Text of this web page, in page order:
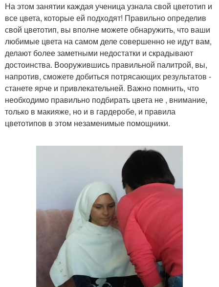
На этом занятии каждая ученица узнала свой цветотип и
все цвета, которые ей подходят! Правильно определив
свой цветотип, вы вполне можете обнаружить, что ваши
любимые цвета на самом деле совершенно не идут вам,
делают более заметными недостатки и скрадывают
достоинства. Вооружившись правильной палитрой, вы,
напротив, сможете добиться потрясающих результатов -
станете ярче и привлекательней. Важно помнить, что
необходимо правильно подбирать цвета не , внимание,
только в макияже, но и в гардеробе, и правила
цветотипов в этом незаменимые помощники.